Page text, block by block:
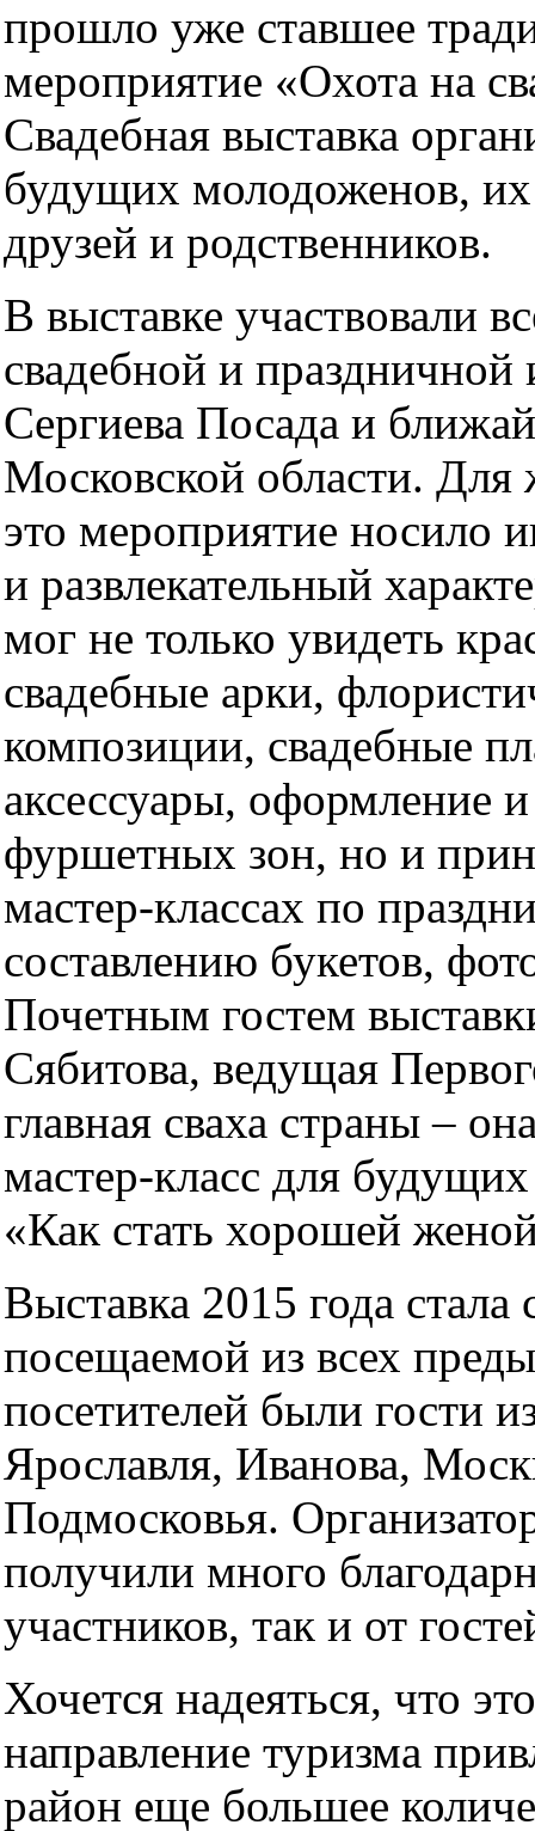
прошло уже ставшее
мероприятие «Охота на
Свадебная выставка
будущих молодоженов, их
друзей и родственников.
В выставке участвовали
свадебной и праздничной
Сергиева Посада и
Московской области. Для
это мероприятие носило
и развлекательный
мог не только увидеть
свадебные арки,
композиции, свадебные
аксессуары, оформление
фуршетных зон, но и
мастер-классах по
составлению букетов,
Почетным гостем
Сябитова, ведущая
главная сваха страны –
мастер-класс для
«Как стать хорошей
Выставка 2015 года стала
посещаемой из всех
посетителей были гости
Ярославля, Иванова,
Подмосковья.
получили много
участников, так и от
Хочется надеяться, что
направление туризма
район еще большее